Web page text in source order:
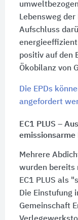
Lebensweg der
Aufschluss
positiv auf den
Ökobilanz von
Die EPDs
angefordert
EC1 PLUS –
Mehrere
wurden bereits
EC1 PLUS als
Die Einstufung
Gemeinschaft